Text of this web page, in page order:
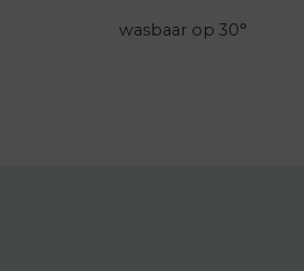
wasbaar op 30°